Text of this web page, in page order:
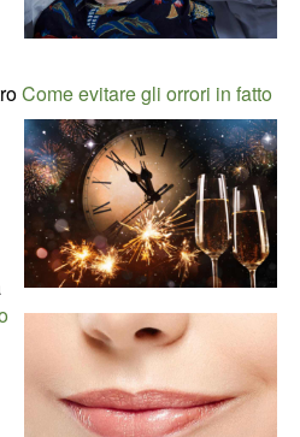
Come evitare gli orrori in fatto